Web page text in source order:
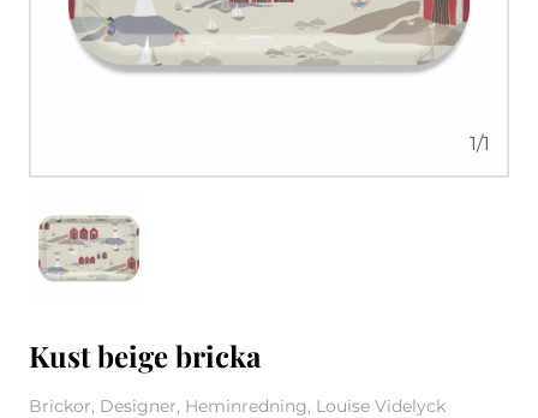
1/1
Kust beige bricka
Brickor, Designer, Heminredning, Louise Videlyck